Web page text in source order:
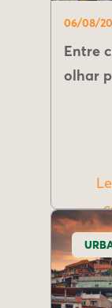
06/08/
Entre
olhar